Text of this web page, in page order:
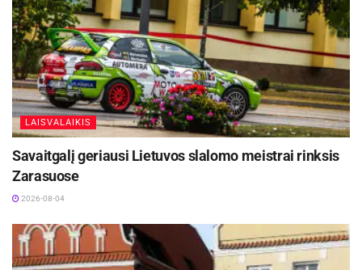
LAISVALAIKIS
Savaitgalį geriausi Lietuvos slalomo meistrai rinksis
Zarasuose
2026-08-04